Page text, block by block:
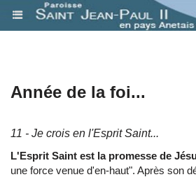
Année de la foi...
11 - Je crois en l'Esprit Saint...
L'Esprit Saint est la promesse de
une force venue d'en-haut". Après son